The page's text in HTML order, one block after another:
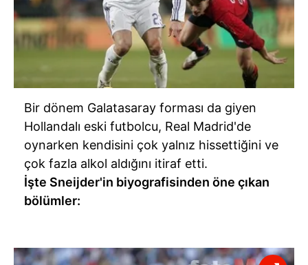
Bir dönem Galatasaray forması da giyen
Hollandalı eski futbolcu, Real Madrid'de
oynarken kendisini çok yalnız hissettiğini ve
çok fazla alkol aldığını itiraf etti.
İşte Sneijder'in biyografisinden öne çıkan
bölümler: